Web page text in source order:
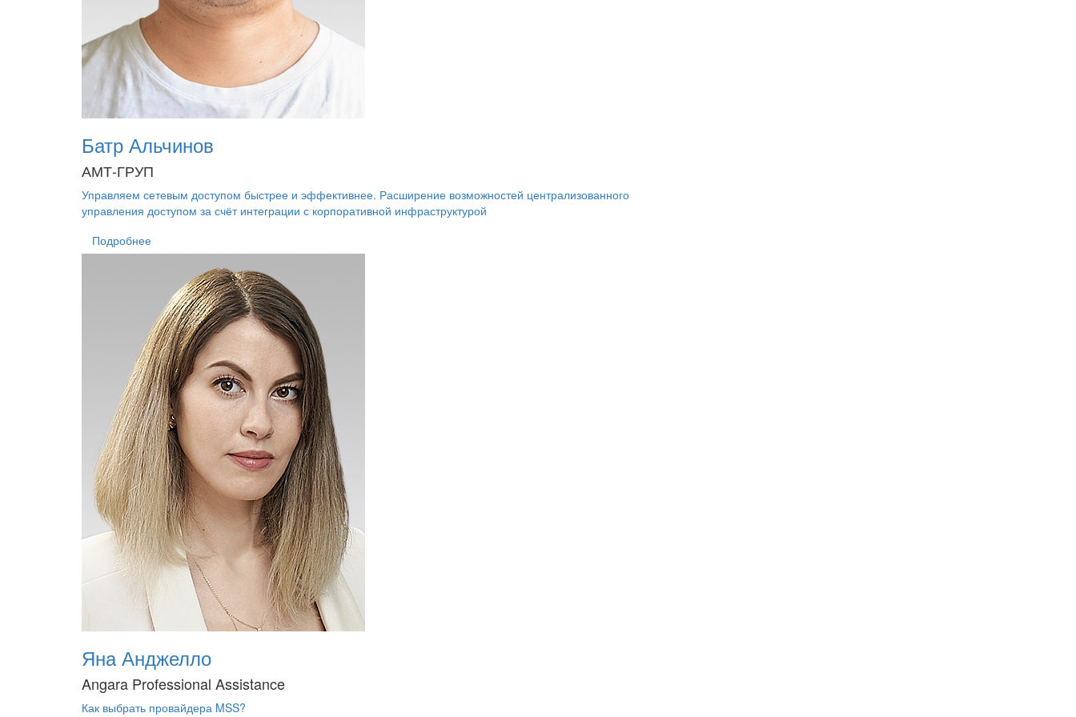
Батр Альчинов
АМТ-ГРУП
Управляем сетевым доступом быстрее и эффективнее. Расширение возможностей централизованного
управления доступом за счёт интеграции с корпоративной инфраструктурой
Подробнее
Яна Анджелло
Angara Professional Assistance
Как выбрать провайдера MSS?